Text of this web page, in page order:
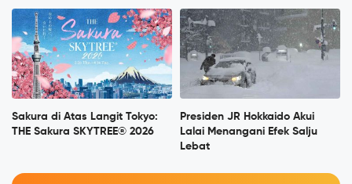
Sakura di Atas Langit Tokyo:
THE Sakura SKYTREE® 2026
Presiden JR Hokkaido Akui
Lalai Menangani Efek Salju
Lebat